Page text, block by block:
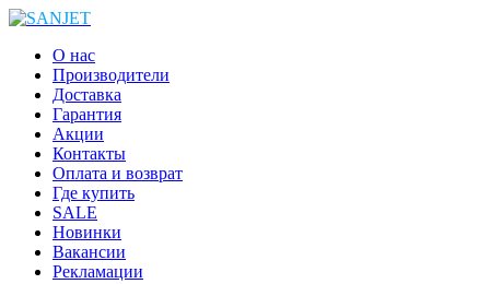
О нас
Производители
Доставка
Гарантия
Акции
Контакты
Оплата и возврат
Где купить
SALE
Новинки
Вакансии
Рекламации